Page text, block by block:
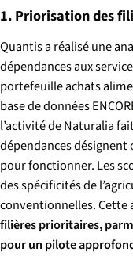
1. Priorisation des
Quantis a réalisé une
dépendances aux
portefeuille achats
base de données
l’activité de Naturalia
dépendances désignent
pour fonctionner. Les
des spécificités de
conventionnelles. Cette
filières prioritaires,
pour un pilote